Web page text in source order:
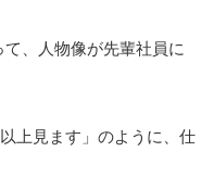
、人物像が先輩社員に
上見ます」のように、仕